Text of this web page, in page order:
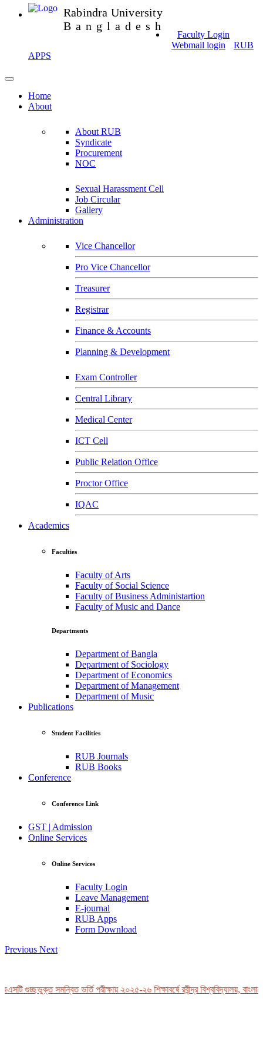
Rabindra University
Bangladesh
Faculty Login
Webmail login
RUB
APPS
Home
About
About RUB
Syndicate
Procurement
NOC
Sexual Harassment Cell
Job Circular
Gallery
Administration
Vice Chancellor
Pro Vice Chancellor
Treasurer
Registrar
Finance & Accounts
Planning & Development
Exam Controller
Central Library
Medical Center
ICT Cell
Public Relation Office
Proctor Office
IQAC
Academics
Faculties
Faculty of Arts
Faculty of Social Science
Faculty of Business Administartion
Faculty of Music and Dance
Departments
Department of Bangla
Department of Sociology
Department of Economics
Department of Management
Department of Music
Publications
Student Facilities
RUB Journals
RUB Books
Conference
Conference Link
GST | Admission
Online Services
Online Services
Faculty Login
Leave Management
E-journal
RUB Apps
Form Download
Previous Next
গুচ্ছভুক্ত সমন্বিত ভর্তি পরীক্ষায় ২০২৫-২৬ শিক্ষাবর্ষে রবীন্দ্র বিশ্ববিদ্যালয়,